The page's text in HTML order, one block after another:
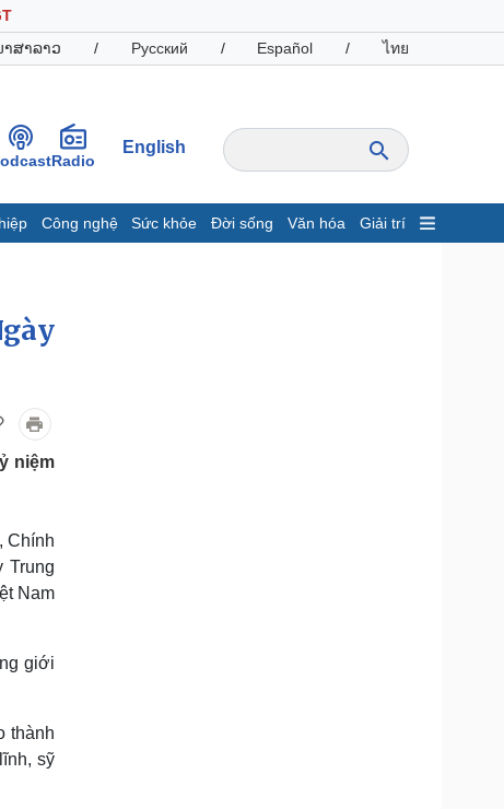
າສາລາວ / Русский / Español / ไทย
Radio
English
Công nghệ Sức khỏe Đời sống Văn hóa Giải trí
Khởi nghiệp
Doanh nghiệp
Vì cộng đồng
Săn Tour
niệm
Chính
Trung
Nam
giới
thành
sỹ